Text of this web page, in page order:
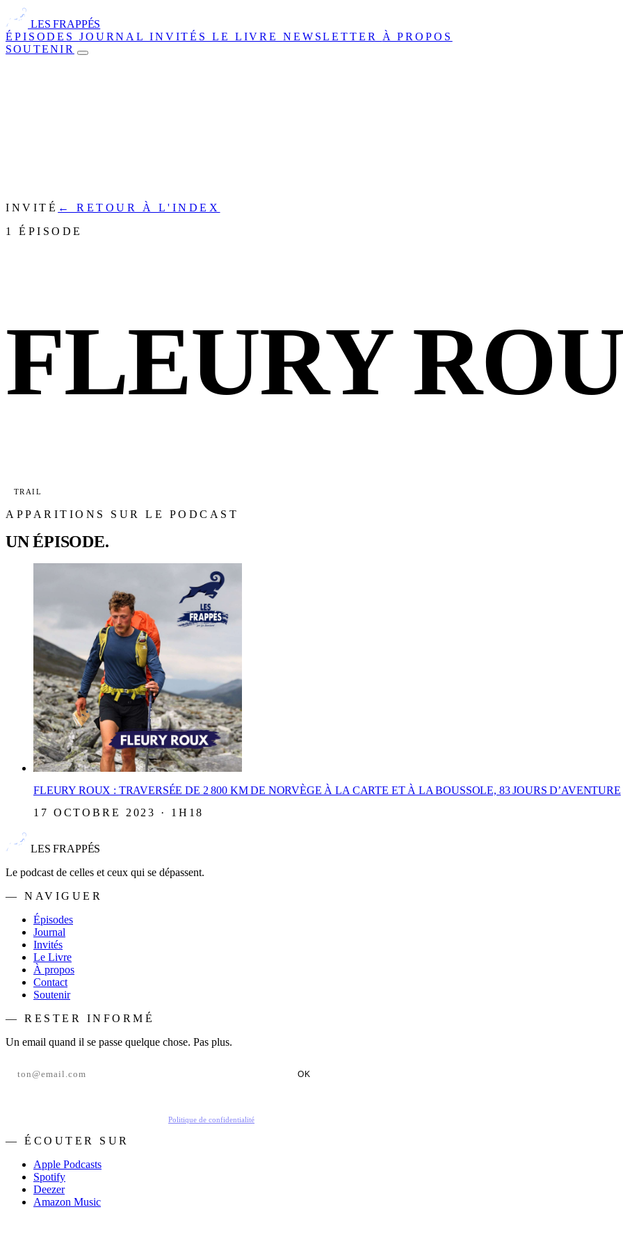
LES FRAPPÉS
ÉPISODES JOURNAL INVITÉSLE LIVRE NEWSLETTER À PROPOS
SOUTENIR
INVITÉ ← RETOUR À L'INDEX
1 ÉPISODE
FLEURY
TRAIL
APPARITIONS SUR LE PODCAST
UN ÉPISODE.
FLEURY ROUX : TRAVERSÉE DE 2 800 KM DE NORVÈGE À LA CARTE ET À LA BOUSSOLE, 83 JOURS D’AVENTURE
17 OCTOBRE 2023 · 1H18
LES FRAPPÉS
Le podcast de celles et ceux qui se dépassent.
— NAVIGUER
Épisodes
Journal
Invités
Le Livre
À propos
Contact
Soutenir
— RESTER INFORMÉ
Un email quand il se passe quelque chose. Pas plus.
OK
Politique de confidentialité
— ÉCOUTER SUR
Apple Podcasts
Spotify
Deezer
Amazon Music